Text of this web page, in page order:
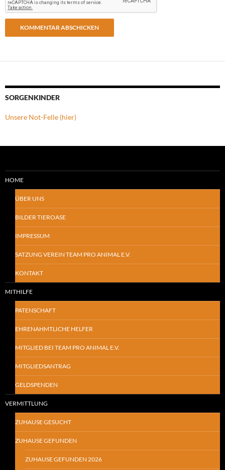
SORGENKINDER
Unsere Not-Felle (hier)
HOME
ÜBER UNS
BILDER TIEROASE
IMPRESSUM
SATZUNG VEREIN TEAM PRO ANIMAL E.V.
KONTAKT
MITHILFE
PATENSCHAFT
EHRENAHMTLICHE HELFER
MITGLIED BEI TEAM PRO ANIMAL E.V.
MITGLIEDSANTRAG
GELDSPENDEN
VERMITTLUNG
ZUHAUSE GESUCHT
ZUHAUSE GEFUNDEN
ZUHAUSE GEFUNDEN 2026